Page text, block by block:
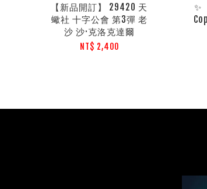
【新品開訂】 29420 天
蠍社 十字公會 第3彈 老
沙 沙·克洛克達爾
NT$ 2,400
✨